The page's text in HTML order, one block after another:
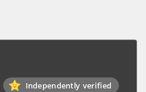
Independently verified